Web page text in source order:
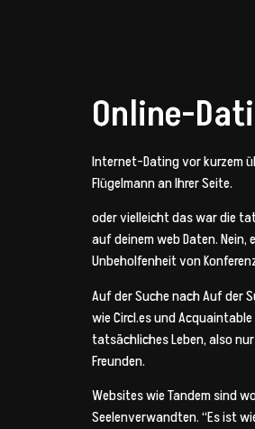
Online-
Internet-Dating vor kurzem
Flügelmann an Ihrer Seite.
oder vielleicht das war die
auf deinem web Daten.
Unbeholfenheit von
Auf der Suche nach Auf der
wie Circl.es und
tatsächliches Leben, also
Freunden.
Websites wie Tandem sind
Seelenverwandten. “Es ist